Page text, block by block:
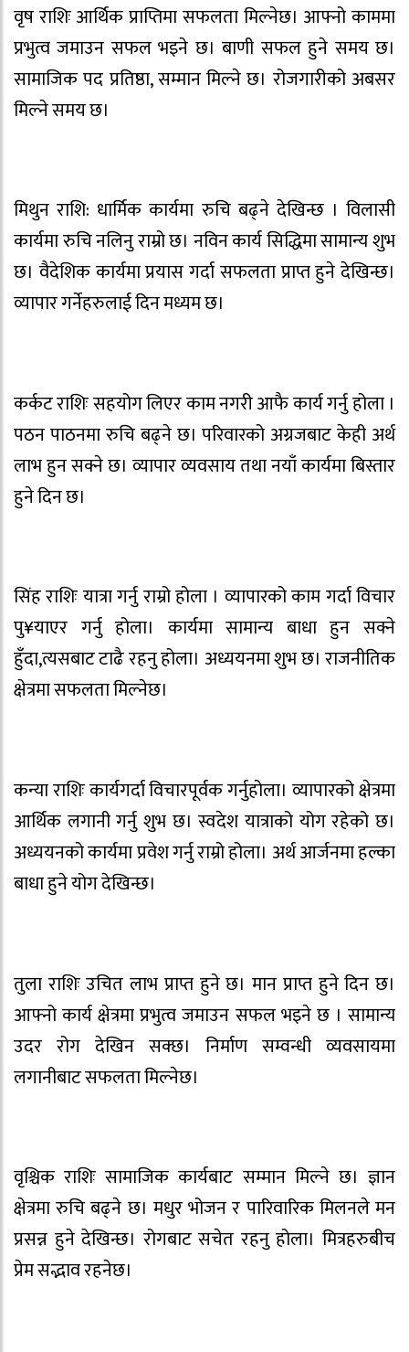
वृष राशिः आर्थिक प्राप्तिमा सफलता मिल्नेछ। आफ्नो काममा
प्रभुत्व जमाउन सफल भइने छ। बाणी सफल हुने समय छ।
सामाजिक पद प्रतिष्ठा, सम्मान मिल्ने छ। रोजगारीको अबसर
मिल्ने समय छ।
मिथुन राशि: धार्मिक कार्यमा रुचि बढ्ने देखिन्छ । विलासी
कार्यमा रुचि नलिनु राम्रो छ। नविन कार्य सिद्धिमा सामान्य शुभ
छ। वैदेशिक कार्यमा प्रयास गर्दा सफलता प्राप्त हुने देखिन्छ।
व्यापार गर्नेहरुलाई दिन मध्यम छ।
कर्कट राशिः सहयोग लिएर काम नगरी आफै कार्य गर्नु होला ।
पठन पाठनमा रुचि बढ्ने छ। परिवारको अग्रजबाट केही अर्थ
लाभ हुन सक्ने छ। व्यापार व्यवसाय तथा नयाँ कार्यमा बिस्तार
हुने दिन छ।
सिंह राशिः यात्रा गर्नु राम्रो होला । व्यापारको काम गर्दा विचार
पु¥याएर गर्नु होला। कार्यमा सामान्य बाधा हुन सक्ने
हुँदा,त्यसबाट टाढै रहनु होला। अध्ययनमा शुभ छ। राजनीतिक
क्षेत्रमा सफलता मिल्नेछ।
कन्या राशिः कार्यगर्दा विचारपूर्वक गर्नुहोला। व्यापारको क्षेत्रमा
आर्थिक लगानी गर्नु शुभ छ। स्वदेश यात्राको योग रहेको छ।
अध्ययनको कार्यमा प्रवेश गर्नु राम्रो होला। अर्थ आर्जनमा हल्का
बाधा हुने योग देखिन्छ।
तुला राशिः उचित लाभ प्राप्त हुने छ। मान प्राप्त हुने दिन छ।
आफ्नो कार्य क्षेत्रमा प्रभुत्व जमाउन सफल भइने छ । सामान्य
उदर रोग देखिन सक्छ। निर्माण सम्वन्धी व्यवसायमा
लगानीबाट सफलता मिल्नेछ।
वृश्चिक राशिः सामाजिक कार्यबाट सम्मान मिल्ने छ। ज्ञान
क्षेत्रमा रुचि बढ्ने छ। मधुर भोजन र पारिवारिक मिलनले मन
प्रसन्न हुने देखिन्छ। रोगबाट सचेत रहनु होला। मित्रहरुबीच
प्रेम सद्भाव रहनेछ।